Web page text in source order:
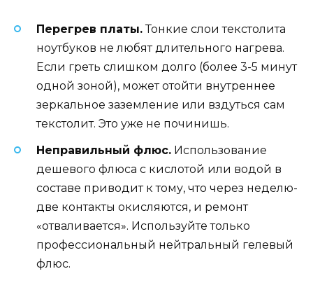
Перегрев платы.Тонкие слои текстолита
ноутбуков не любят длительного нагрева.
Если греть слишком долго (более 3-5 минут
одной зоной), может отойти внутреннее
зеркальное заземление или вздуться сам
текстолит. Это уже не починишь.
Неправильный флюс. Использование
дешевого флюса с кислотой или водой в
составе приводит к тому, что через неделю-
две контакты окисляются, и ремонт
«отваливается». Используйте только
профессиональный нейтральный гелевый
флюс.